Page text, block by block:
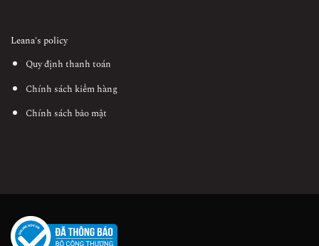
Leana's policy
Quy định thanh toán
Chính sách kiểm hàng
Chính sách bảo mật